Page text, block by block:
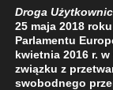
Droga
25 maja 2018
Parlamentu
kwietnia 2016 r.
związku z
swobodnego